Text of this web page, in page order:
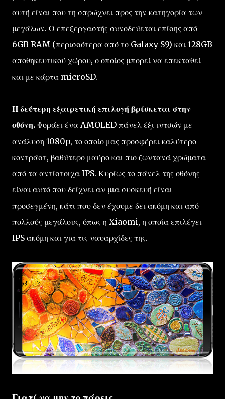
αυτή είναι που τη σπρώχνει προς την κατηγορία των
μεγάλων. Ο επεξεργαστής συνοδεύεται επίσης από
6GB RAM (περισσότερα από το Galaxy S9) και 128GB
αποθηκευτικού χώρου, ο οποίος μπορεί να επεκταθεί
και με κάρτα microSD.
Η δεύτερη εξαιρετική επιλογή βρίσκεται στην
οθόνη. Φοράει ένα AMOLED πάνελ έξι ιντσών με
ανάλυση 1080p, το οποίο μας προσφέρει καλύτερο
κοντράστ, βαθύτερο μαύρο και πιο ζωντανά χρώματα
από τα αντίστοιχα IPS. Κυρίως το πάνελ της οθόνης
είναι αυτό που δείχνει αν μια συσκευή είναι
προσεγμένη, κάτι που δεν έχουμε δει ακόμη και από
πολλούς μεγάλους, όπως η Xiaomi, η οποία επιλέγει
IPS ακόμη και για τις ναυαρχίδες της.